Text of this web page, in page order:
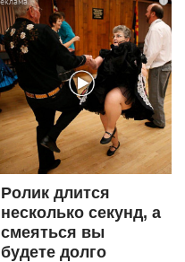
Ролик длится
несколько секунд, а
смеяться вы
будете долго